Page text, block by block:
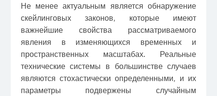
Не менее актуальным является обнаружение
скейлинговых законов, которые имеют
важнейшие свойства рассматриваемого
явления в изменяющихся временных и
пространственных масштабах. Реальные
технические системы в большинстве случаев
являются стохастически определенными, и их
параметры подвержены случайным